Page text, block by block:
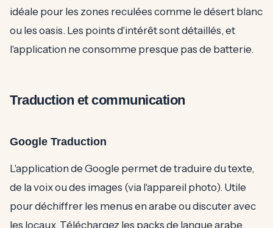
idéale pour les zones reculées comme le désert blanc
ou les oasis. Les points d'intérêt sont détaillés, et
l'application ne consomme presque pas de batterie.
Traduction et communication
Google Traduction
L'application de Google permet de traduire du texte,
de la voix ou des images (via l'appareil photo). Utile
pour déchiffrer les menus en arabe ou discuter avec
les locaux. Téléchargez les packs de langue arabe